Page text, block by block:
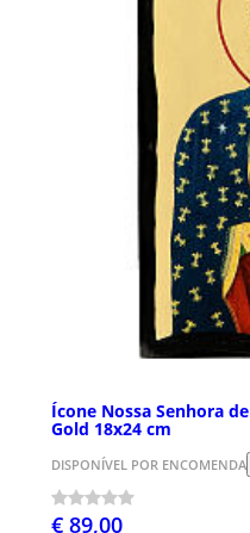
Ícone Nossa Senhora
Gold 18x24 cm
DISPONÍVEL POR ENCOMENDA
€ 89,00